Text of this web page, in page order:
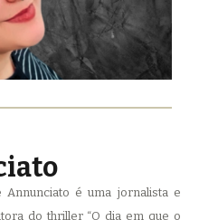
é uma jornalista e
do thriller “O dia em que o